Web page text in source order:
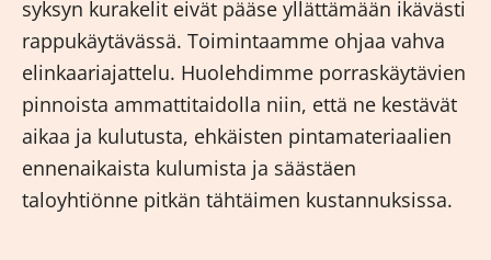
syksyn kurakelit eivät pääse yllättämään ikävästi
rappukäytävässä. Toimintaamme ohjaa vahva
elinkaariajattelu. Huolehdimme porraskäytävien
pinnoista ammattitaidolla niin, että ne kestävät
aikaa ja kulutusta, ehkäisten pintamateriaalien
ennenaikaista kulumista ja säästäen
taloyhtiönne pitkän tähtäimen kustannuksissa.